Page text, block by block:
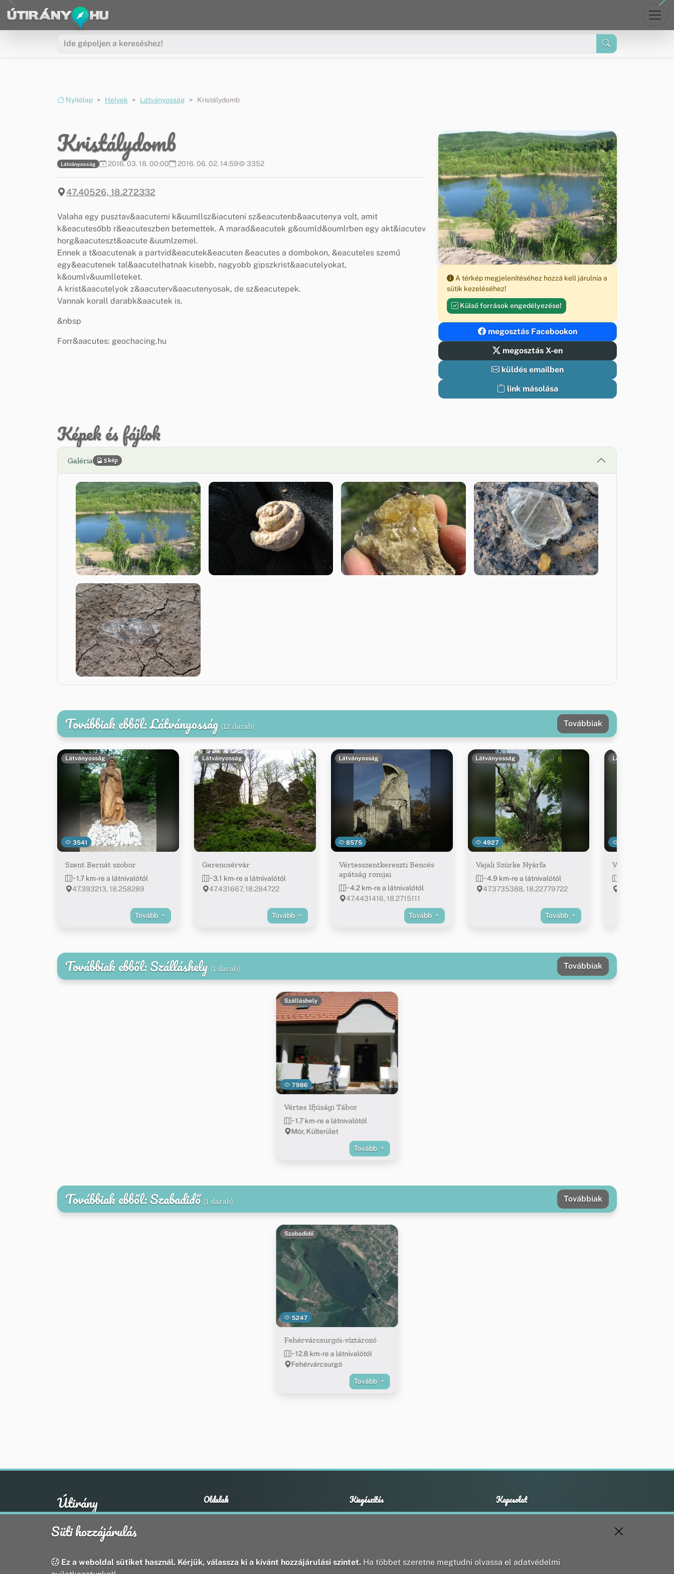
Ugrás a menüre
Ugrás a tartalomra
Nyitólap Helyek Látványosság Kristálydomb
Kristálydomb
Látványosság 2016. 03. 18. 00:00 2016. 06. 02. 14:59 3352
47.40526, 18.272332
Valaha egy pusztav&aacutemi k&uumllsz&iacuteni sz&eacutenb&aacutenya volt, amit
k&eacutesőbb r&eacuteszben betemettek. A marad&eacutek g&oumld&oumlrben egy akt&iacutev
horg&aacuteszt&oacute &uumlzemel.
Ennek a t&oacutenak a partvid&eacutek&eacuten &eacutes a dombokon, &eacuteles szemű
egy&eacutenek tal&aacutelhatnak kisebb, nagyobb gipszkrist&aacutelyokat,
k&oumlv&uumlleteket.
A krist&aacutelyok z&aacuterv&aacutenyosak, de sz&eacutepek.
Vannak korall darabk&aacutek is.
&nbsp
Forr&aacutes: geochacing.hu
A térkép megjelenítéséhez hozzá kell járulnia a
sütik kezeléséhez!
Külső források engedélyezése!
megosztás Facebookon
megosztás X-en
küldés emailben
link másolása
Képek és fájlok
Galéria 5 kép
Továbbiak ebből: Látványosság (12 darab) Továbbiak
3541
Látványosság
Szent Bernát szobor
~1.7 km-re a látnivalótól
47.393213, 18.258289
Tovább
Látványosság
Gerencsérvár
~3.1 km-re a látnivalótól
47.431667, 18.284722
Tovább
8575
Látványosság
Vértesszentkereszti Bencés
apátság romjai
~4.2 km-re a látnivalótól
47.4431416, 18.2715111
Tovább
4927
Látványosság
Vajali Szürke Nyárfa
~4.9 km-re a látnivalótól
47.3735388, 18.22779722
Tovább
Látványosság
Vajalforrás
Továbbiak ebből: Szálláshely (1 darab) Továbbiak
7986
Szálláshely
Vértes Ifjúsági Tábor
~1.7 km-re a látnivalótól
Mór, Külterület
Tovább
Továbbiak ebből: Szabadidő (1 darab) Továbbiak
5247
Szabadidő
Fehérvárcsurgói-víztározó
~12.8 km-re a látnivalótól
Fehérvárcsurgó
Tovább
Útirány Oldalak
Hírek
Kiegészítés
Adatvédelmi nyilatkozat
Kapcsolat
+36 20 211 1888
Süti hozzájárulás
Ez a weboldal sütiket használ. Kérjük, válassza ki a kívánt hozzájárulási szintet. Ha többet szeretne megtudni olvassa el adatvédelmi